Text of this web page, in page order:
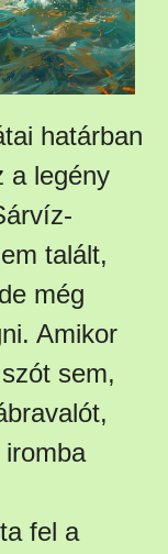
határban
a legény
talált,
még
Amikor
sem,
fel a